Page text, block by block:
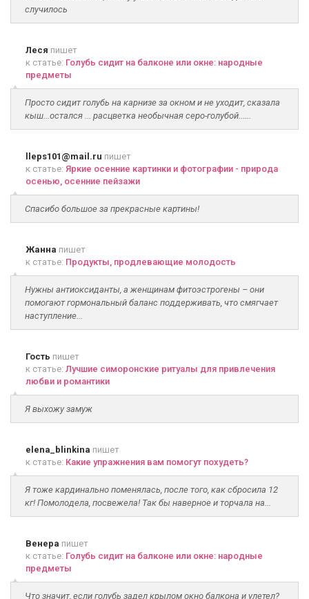
случилось
Леся пишет
к статье: Голубь сидит на балконе или окне: народные
предметы
Просто сидит голубь на карнизе за окном и не уходит, сказала
кыш...остался ... расцветка необычная серо-голубой......
lleps101@mail.ru пишет
к статье: Яркие осенние картинки и фотографии - природа
осенью, осенние пейзажи
Спасибо большое за прекрасные картины!
Жанна пишет
к статье: Продукты, продлевающие молодость
Нужны антиоксиданты, а женщинам фитоэстрогены – они
помогают гормональный баланс поддерживать, что смягчает
наступление...
Гость пишет
к статье: Лучшие симоронские ритуалы для привлечения
любви и романтики
Я выхожу замуж
elena_blinkina пишет
к статье: Какие упражнения вам помогут похудеть?
Я тоже кардинально поменялась, после того, как сбросила 12
кг! Помолодела, посвежела! Так бы наверное и торчала на...
Венера пишет
к статье: Голубь сидит на балконе или окне: народные
предметы
Что значит, если голубь задел крылом окно балкона и улетел?